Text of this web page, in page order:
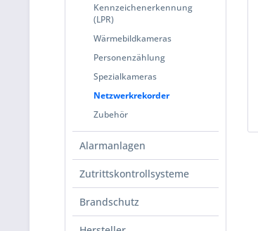
Kennzeichenerkennung
(LPR)
Wärmebildkameras
Personenzählung
Spezialkameras
Netzwerkrekorder
Zubehör
Alarmanlagen
Zutrittskontrollsysteme
Brandschutz